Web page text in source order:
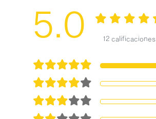
5.0 12 calificaciones